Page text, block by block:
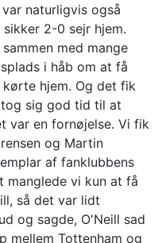
naturligvis også
2-0 sejr hjem.
med mange
i håb om at få
hjem. Og det fik
sig god tid til at
var en fornøjelse. Vi fik
og Martin
af fanklubbens
manglede vi kun at få
så det var lidt
og sagde, O'Neill sad
mellem Tottenham og